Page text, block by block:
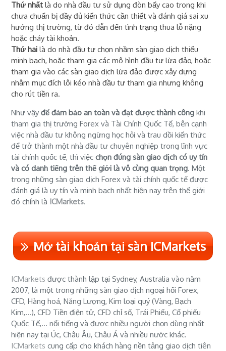
Thứ nhất là do nhà đầu tư sử dụng đòn bẩy cao trong khi
chưa chuẩn bị đầy đủ kiến thức cần thiết và đánh giá sai xu
hướng thị trường, từ đó dẫn đến tình trạng thua lỗ nặng
hoặc cháy tài khoản.
Thứ hai là do nhà đầu tư chọn nhầm sàn giao dịch thiếu
minh bạch, hoặc tham gia các mô hình đầu tư lừa đảo, hoặc
tham gia vào các sàn giao dịch lừa đảo được xây dựng
nhằm mục đích lôi kéo nhà đầu tư tham gia nhưng không
cho rút tiền ra.
Như vậyđể đảm bảo an toàn và đạt được thành công khi
tham gia thị trường Forex và Tài Chính Quốc Tế, bên cạnh
việc nhà đầu tư không ngừng học hỏi và trau dồi kiến thức
để trở thành một nhà đầu tư chuyên nghiệp trong lĩnh vực
tài chính quốc tế, thì việcchọn đúng sàn giao dịch có uy tín
và có danh tiếng trên thế giới là vô cùng quan trọng. Một
trong những sàn giao dịch Forex và tài chính quốc tế được
đánh giá là uy tín và minh bạch nhất hiện nay trên thế giới
đó chính là ICMarkets.
Mở tài khoản tại sàn ICMarkets
ICMarkets được thành lập tại Sydney, Australia vào năm
2007, là một trong những sàn giao dịch ngoại hối Forex,
CFD, Hàng hoá, Năng Lượng, Kim loại quý (Vàng, Bạch
Kim,...), CFD Tiền điện tử, CFD chỉ số, Trái Phiếu, Cổ phiếu
Quốc Tế,... nổi tiếng và được nhiều người chọn dùng nhất
hiện nay tại Úc, Châu Âu, Châu Á và nhiều nước khác.
ICMarkets cung cấp cho khách hàng nền tảng giao dịch tiên